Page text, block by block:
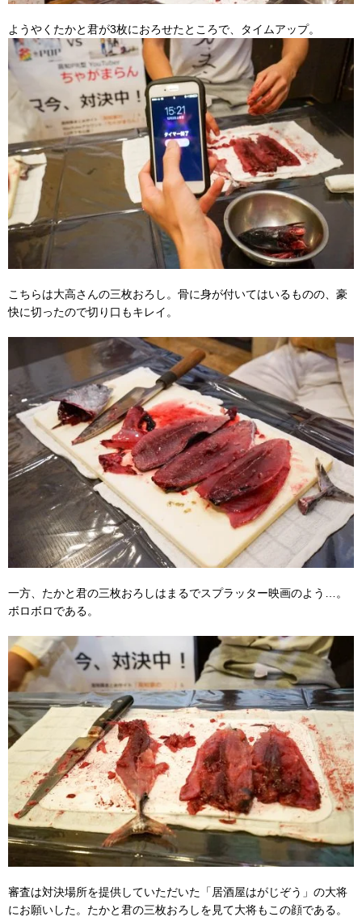
ようやくたかと君が3枚におろせたところで、タイムアップ。
こちらは大高さんの三枚おろし。骨に身が付いてはいるものの、豪
快に切ったので切り口もキレイ。
一方、たかと君の三枚おろしはまるでスプラッター映画のよう…。
ボロボロである。
審査は対決場所を提供していただいた「居酒屋はがじぞう」の大将
にお願いした。たかと君の三枚おろしを見て大将もこの顔である。